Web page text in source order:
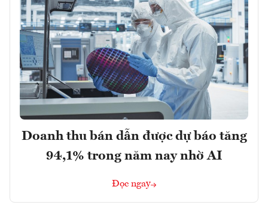
Doanh thu bán dẫn được dự báo tăng
94,1% trong năm nay nhờ AI
Đọc ngay